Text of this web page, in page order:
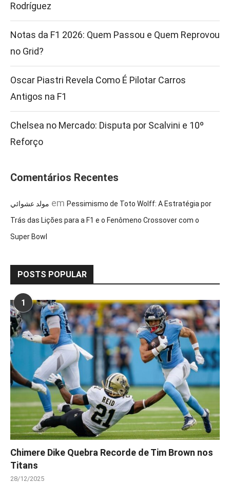
Rodríguez
Notas da F1 2026: Quem Passou e Quem Reprovou
no Grid?
Oscar Piastri Revela Como É Pilotar Carros
Antigos na F1
Chelsea no Mercado: Disputa por Scalvini e 10º
Reforço
Comentários Recentes
مولد عشوائي em Pessimismo de Toto Wolff: A Estratégia por
Trás das Lições para a F1 e o Fenômeno Crossover com o
Super Bowl
POSTS POPULAR
1
Chimere Dike Quebra Recorde de Tim Brown nos
Titans
28/12/2025